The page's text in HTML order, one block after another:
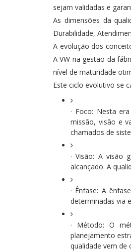
sejam validadas e
As dimensões da
Durabilidade,
A evolução dos
A VW na gestão da
nível de maturidade
Este ciclo evolutivo se
· Foco: Nesta
missão, visão e
chamados de
· Visão: A visão
alcançado. A
· Ênfase: A
determinadas via
· Método: O
planejamento
qualidade vem de